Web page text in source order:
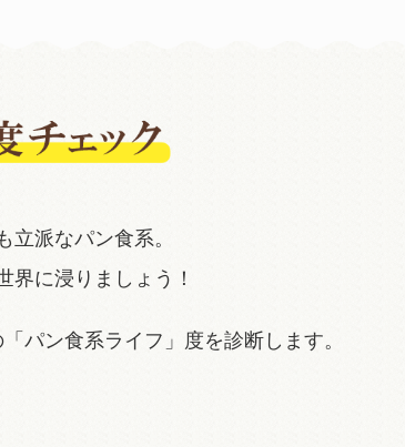
立派なパン食系。
界に浸りましょう！
パン食系ライフ」度を診断します。